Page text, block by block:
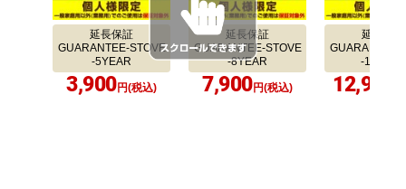
延長保証
GUARANTEE-STOVE
-5YEAR
3,900円(税込)
延長保証
GUARANTEE-STOVE
-8YEAR
7,900円(税込)
延長保証
GUARANTEE-
-10YEAR
12,900